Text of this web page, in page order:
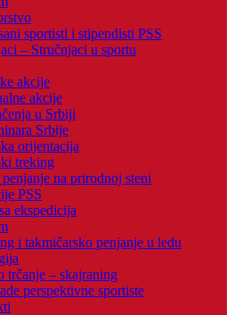
sportisti i stipendisti PSS
– Stručnjaci u sportu
akcije
akcije
u Srbiji
Srbije
orijentacija
treking
na prirodnoj steni
PSS
ekspedicija
i takmičarsko penjanje u ledu
trčanje – skajraning
perspektivne sportiste